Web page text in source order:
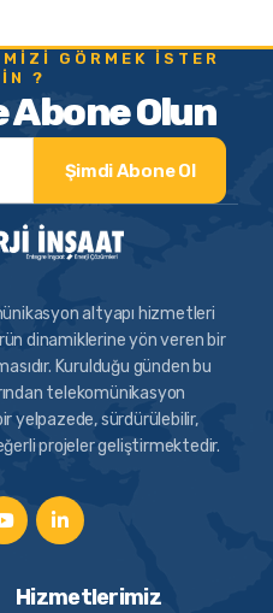
GÖRMEK ISTER
?
Olun
Şimdi Abone Ol
altyapı hizmetleri
dinamiklerine yön veren bir
Kurulduğu günden bu
telekomünikasyon
yelpazede, sürdürülebilir,
projeler geliştirmektedir.
Hizmetlerimiz